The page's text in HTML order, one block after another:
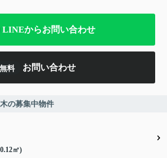
LINEからお問い合わせ
無料 お問い合わせ
の募集中物件
㎡)